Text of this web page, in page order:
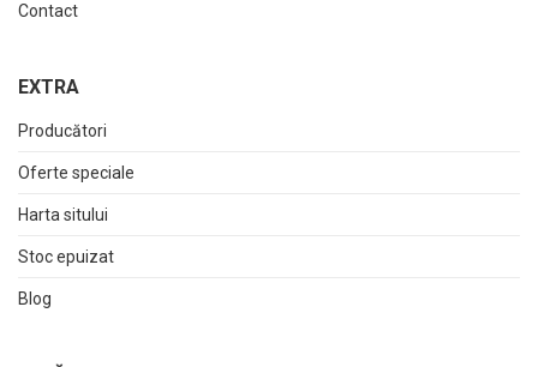
Contact
EXTRA
Producători
Oferte speciale
Harta sitului
Stoc epuizat
Blog